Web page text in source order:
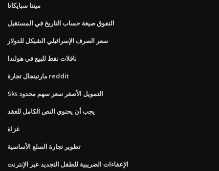
مينتا سبايكاتا
التفوق صيغة حساب التاريخ في المستقبل
سعر الصرف الإسرائيلي الشيكل للدولار
ناقلات نفط للبيع في هولندا
مارتينجال تجارة reddit
Sks التمويل الأصغر سعر سهم محدود
يجب أن يحتوي النص الكامل للعقد
غزاة
تطوير تجارة السلع الأساسية
الإعفاءات الضريبية للطفل التجديد عبر الإنترنت